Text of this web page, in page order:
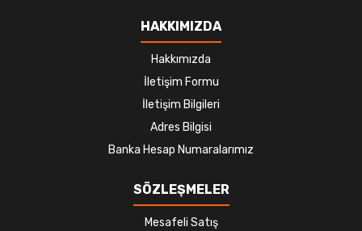
HAKKIMIZDA
Hakkımızda
İletişim Formu
İletişim Bilgileri
Adres Bilgisi
Banka Hesap Numaralarımız
SÖZLEŞMELER
Mesafeli Satış